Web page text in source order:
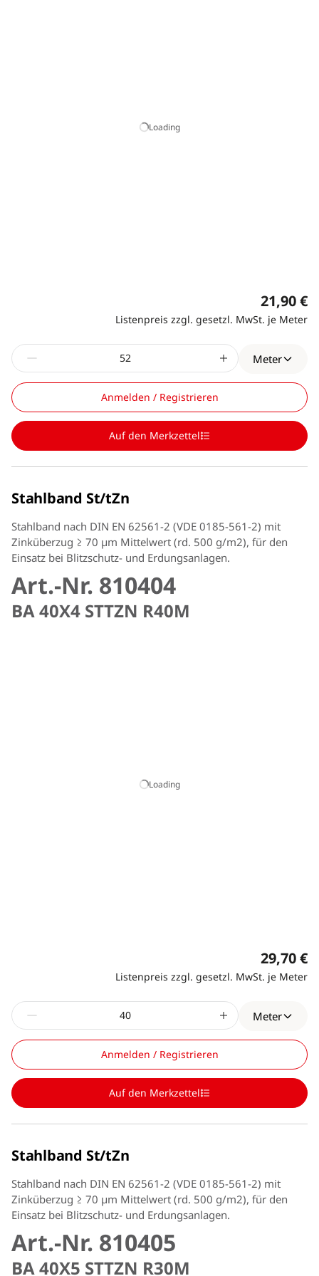
Loading
21,90 €
Listenpreis zzgl. gesetzl. MwSt. je Meter
Meter
Anmelden / Registrieren
Auf den Merkzettel
Stahlband St/tZn
Stahlband nach DIN EN 62561-2 (VDE 0185-561-2) mit
Zinküberzug ≥ 70 µm Mittelwert (rd. 500 g/m2), für den
Einsatz bei Blitzschutz- und Erdungsanlagen.
Art.-Nr. 810404
BA 40X4 STTZN R40M
Loading
29,70 €
Listenpreis zzgl. gesetzl. MwSt. je Meter
Meter
Anmelden / Registrieren
Auf den Merkzettel
Stahlband St/tZn
Stahlband nach DIN EN 62561-2 (VDE 0185-561-2) mit
Zinküberzug ≥ 70 µm Mittelwert (rd. 500 g/m2), für den
Einsatz bei Blitzschutz- und Erdungsanlagen.
Art.-Nr. 810405
BA 40X5 STTZN R30M